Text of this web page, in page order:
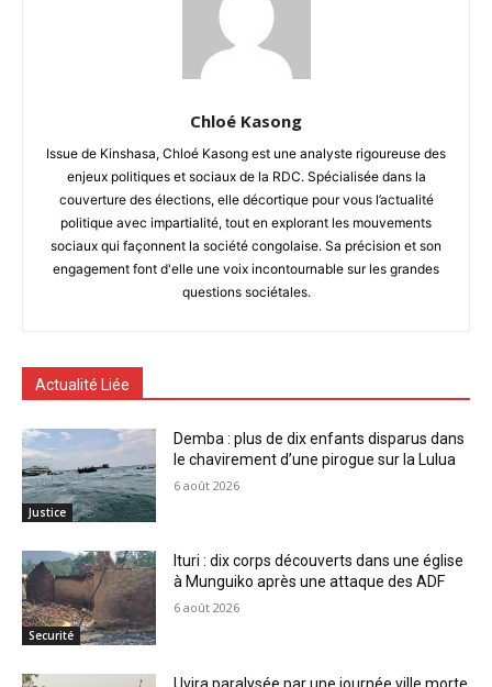
Chloé Kasong
Issue de Kinshasa, Chloé Kasong est une analyste rigoureuse des
enjeux politiques et sociaux de la RDC. Spécialisée dans la
couverture des élections, elle décortique pour vous l’actualité
politique avec impartialité, tout en explorant les mouvements
sociaux qui façonnent la société congolaise. Sa précision et son
engagement font d'elle une voix incontournable sur les grandes
questions sociétales.
Actualité Liée
Justice
Demba : plus de dix enfants disparus dans
le chavirement d’une pirogue sur la Lulua
6 août 2026
Securité
Ituri : dix corps découverts dans une église
à Munguiko après une attaque des ADF
6 août 2026